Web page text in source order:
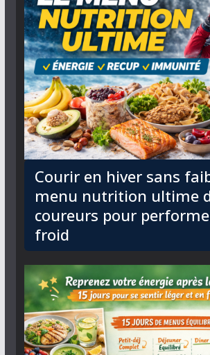
Courir en hiver sans
menu nutrition ultime
coureurs pour
froid